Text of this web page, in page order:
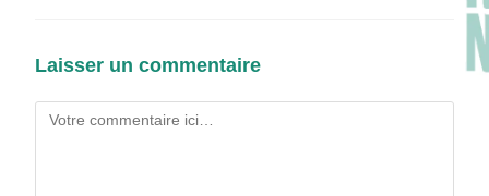
Laisser un commentaire
Comment